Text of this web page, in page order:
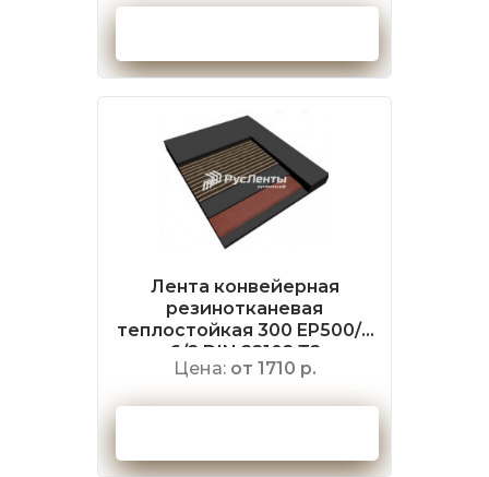
Лента конвейерная
резинотканевая
теплостойкая 300 EP500/4
6/2 DIN 22102 Т2
Цена: от 1710 р.